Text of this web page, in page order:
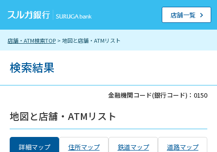
店舗・ATM検索TOP > 地図と店舗・ATMリスト
店舗一覧
検索結果
金融機関コード(銀行コード)：0150
地図と店舗・ATMリスト
詳細マップ 住所マップ 鉄道マップ 道路マップ